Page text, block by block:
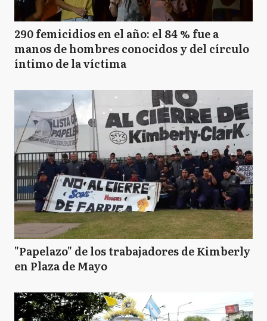
290 femicidios en el año: el 84 % fue a
manos de hombres conocidos y del círculo
íntimo de la víctima
"Papelazo" de los trabajadores de Kimberly
en Plaza de Mayo